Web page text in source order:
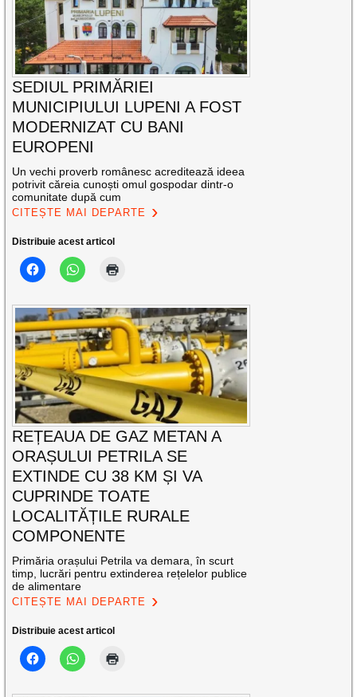
SEDIUL PRIMĂRIEI
MUNICIPIULUI LUPENI A FOST
MODERNIZAT CU BANI
EUROPENI
Un vechi proverb românesc acreditează ideea
potrivit căreia cunoști omul gospodar dintr-o
comunitate după cum
CITEȘTE MAI DEPARTE
Distribuie acest articol
REȚEAUA DE GAZ METAN A
ORAȘULUI PETRILA SE
EXTINDE CU 38 KM ȘI VA
CUPRINDE TOATE
LOCALITĂȚILE RURALE
COMPONENTE
Primăria orașului Petrila va demara, în scurt
timp, lucrări pentru extinderea rețelelor publice
de alimentare
CITEȘTE MAI DEPARTE
Distribuie acest articol